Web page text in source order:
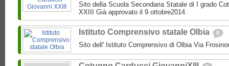
Sito della Scuola Secondaria Statale di I grado
XXIII Già approvato il 9 ottobre2014
Istituto Comprensivo statale Olbia 0
Sito dell' Istituto Comprensivo di Olbia Via